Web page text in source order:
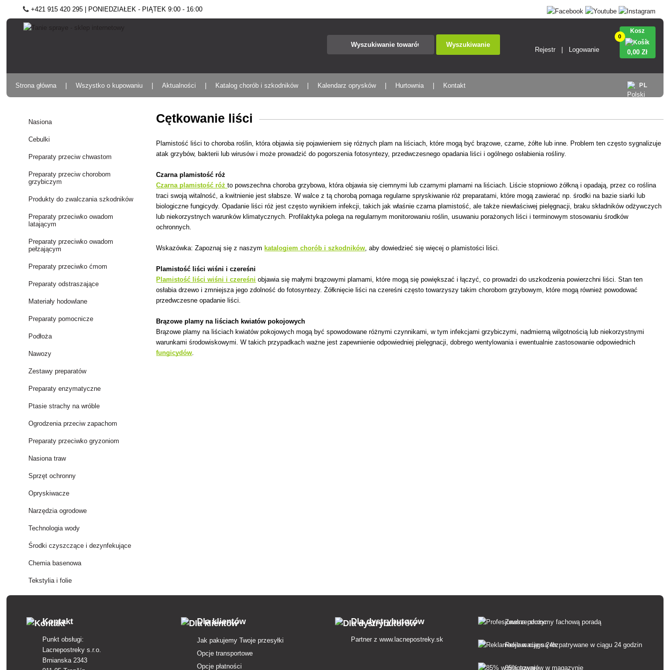
+421 915 420 295 | PONIEDZIAŁEK - PIĄTEK 9:00 - 16:00
Wyszukiwanie
Rejestr Logowanie
0
Kosz
0,00 Zł
PL
Strona główna Wszystko o kupowaniu Aktualności Katalog chorób i szkodników Kalendarz oprysków Hurtownia Kontakt
Nasiona
Cebulki
Preparaty przeciw chwastom
Preparaty przeciw chorobom
grzybiczym
Produkty do zwalczania szkodników
Preparaty przeciwko owadom
latającym
Preparaty przeciwko owadom
pełzającym
Preparaty przeciwko ćmom
Preparaty odstraszające
Materiały hodowlane
Preparaty pomocnicze
Podłoża
Nawozy
Zestawy preparatów
Preparaty enzymatyczne
Ptasie strachy na wróble
Ogrodzenia przeciw zapachom
Preparaty przeciwko gryzoniom
Nasiona traw
Sprzęt ochronny
Opryskiwacze
Narzędzia ogrodowe
Technologia wody
Środki czyszczące i dezynfekujące
Chemia basenowa
Tekstylia i folie
Cętkowanie liści
Plamistość liści to choroba roślin, która objawia się pojawieniem się różnych plam na liściach, które mogą być brązowe, czarne, żółte lub inne. Problem ten często sygnalizuje
atak grzybów, bakterii lub wirusów i może prowadzić do pogorszenia fotosyntezy, przedwczesnego opadania liści i ogólnego osłabienia rośliny.
Czarna plamistość róż
Czarna plamistość różto powszechna choroba grzybowa, która objawia się ciemnymi lub czarnymi plamami na liściach. Liście stopniowo żółkną i opadają, przez co roślina
traci swoją witalność, a kwitnienie jest słabsze. W walce z tą chorobą pomaga regularne spryskiwanie róż preparatami, które mogą zawierać np. środki na bazie siarki lub
biologiczne fungicydy. Opadanie liści róż jest często wynikiem infekcji, takich jak właśnie czarna plamistość, ale także niewłaściwej pielęgnacji, braku składników odżywczych
lub niekorzystnych warunków klimatycznych. Profilaktyka polega na regularnym monitorowaniu roślin, usuwaniu porażonych liści i terminowym stosowaniu środków
ochronnych.
Wskazówka: Zapoznaj się z naszym katalogiem chorób i szkodników , aby dowiedzieć się więcej o plamistości liści.
Plamistość liści wiśni i czereśni
Plamistość liści wiśni i czereśni objawia się małymi brązowymi plamami, które mogą się powiększać i łączyć, co prowadzi do uszkodzenia powierzchni liści. Stan ten
osłabia drzewo i zmniejsza jego zdolność do fotosyntezy. Żółknięcie liści na czereśni często towarzyszy takim chorobom grzybowym, które mogą również powodować
przedwczesne opadanie liści.
Brązowe plamy na liściach kwiatów pokojowych
Brązowe plamy na liściach kwiatów pokojowych mogą być spowodowane różnymi czynnikami, w tym infekcjami grzybiczymi, nadmierną wilgotnością lub niekorzystnymi
warunkami środowiskowymi. W takich przypadkach ważne jest zapewnienie odpowiedniej pielęgnacji, dobrego wentylowania i ewentualnie zastosowanie odpowiednich
fungicydów
Kontakt
Punkt obsługi:
Lacnepostreky s.r.o.
Brnianska 2343
Dla klientów
Jak pakujemy Twoje przesyłki
Opcje transportowe
Opcje płatności
Dla dystrybutorów
Partner zwww.lacnepostreky.sk
Zawsze służymy fachową poradą
Reklamacje są rozpatrywane w ciągu 24 godzin
85% towarów w magazynie